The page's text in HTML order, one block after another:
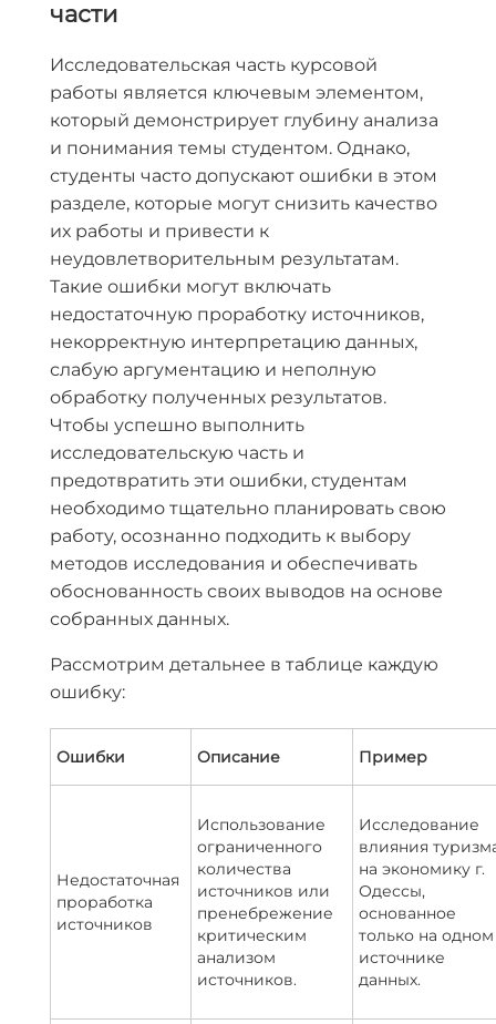
части
Исследовательская часть курсовой
работы является ключевым элементом,
который демонстрирует глубину анализа
и понимания темы студентом. Однако,
студенты часто допускают ошибки в этом
разделе, которые могут снизить качество
их работы и привести к
неудовлетворительным результатам.
Такие ошибки могут включать
недостаточную проработку источников,
некорректную интерпретацию данных,
слабую аргументацию и неполную
обработку полученных результатов.
Чтобы успешно выполнить
исследовательскую часть и
предотвратить эти ошибки, студентам
необходимо тщательно планировать свою
работу, осознанно подходить к выбору
методов исследования и обеспечивать
обоснованность своих выводов на основе
собранных данных.
Рассмотрим детальнее в таблице каждую
ошибку:
Ошибки Описание Пример
Недостаточная
проработка
источников
Использование
ограниченного
количества
источников или
пренебрежение
критическим
анализом
источников.
Исследование
влияния
на экономику г.
Одессы,
основанное
только на одном
источнике
данных.